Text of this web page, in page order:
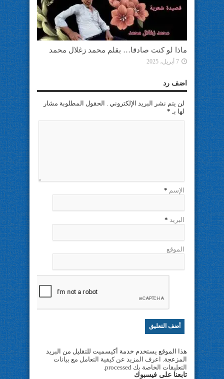
ماذا لو كنت صادقا… بقلم محمد زغلال محمد
7 أبريل، 2025
اضف رد
لن يتم نشر البريد الإلكتروني . الحقول المطلوبة مشار
لها بـ *
الإسم *
البريد *
الموقع
هذا الموقع يستخدم خدمة أكيسميت للتقليل من البريد
المزعجة. اعرف المزيد عن كيفية التعامل مع بيانات
التعليقات الخاصة بك processed
تابعنا على فيسبوك